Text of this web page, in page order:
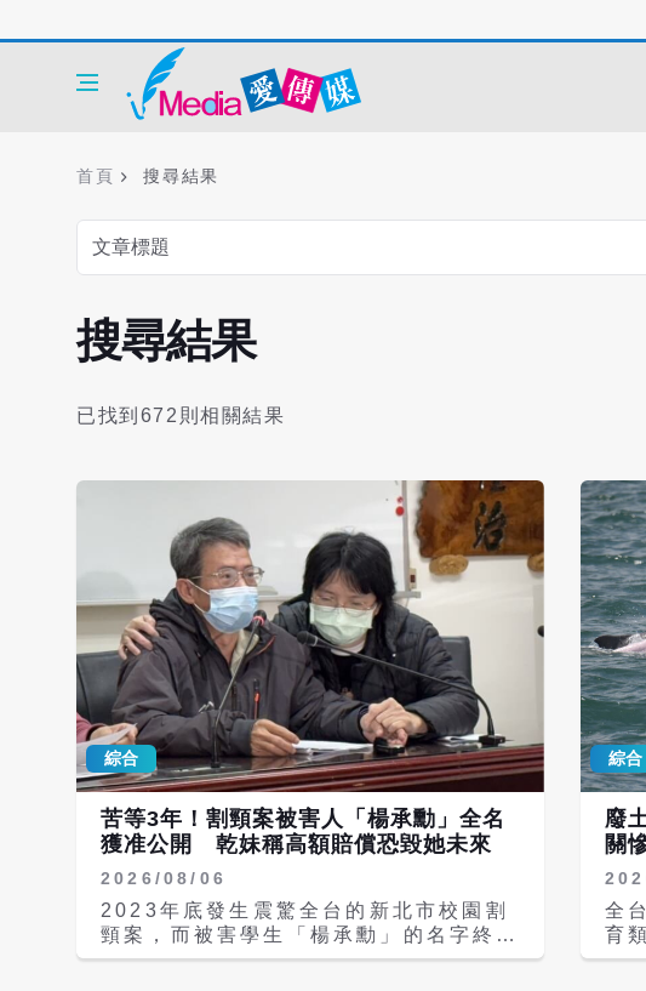
首頁 搜尋結果
搜尋結果
已找到672則相關結果
綜合
苦等3年！割頸案被害人「楊承勳」全名
獲准公開 乾妹稱高額賠償恐毀她未來
2026/08/06
2023年底發生震驚全台的新北市校園割
頸案，而被害學生「楊承勳」的名字終於
獲准公開！新北市府基於公益考量，同意
綜合
廢
關
全
育
台